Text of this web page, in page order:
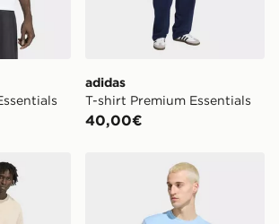
adidas
T-shirt Premium Essentials
40,00€
Essentialsadidas T-shirt Trefoil